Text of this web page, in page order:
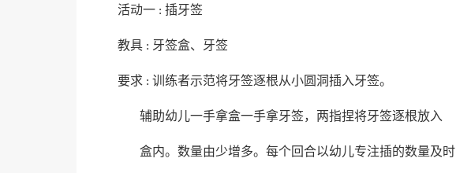
活动一 : 插牙签
教具 : 牙签盒、牙签
要求 : 训练者示范将牙签逐根从小圆洞插入牙签。
辅助幼儿一手拿盒一手拿牙签，两指捏将牙签逐根放入
盒内。数量由少增多。每个回合以幼儿专注插的数量及时